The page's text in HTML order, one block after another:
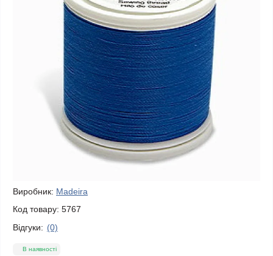
Виробник: Madeira
Код товару: 5767
Відгуки: (0)
В наявності